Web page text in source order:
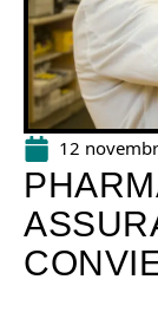
12